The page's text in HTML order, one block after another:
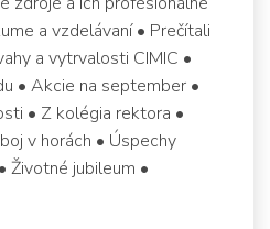
a vzdelávaní • Prečítali
a vytrvalosti CIMIC •
• Akcie na september •
• Z kolégia rektora •
v horách • Úspechy
Životné jubileum •